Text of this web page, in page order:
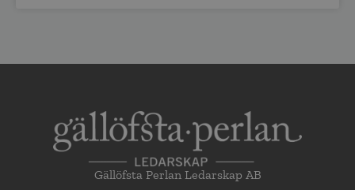
Gällöfsta Perlan Ledarskap AB